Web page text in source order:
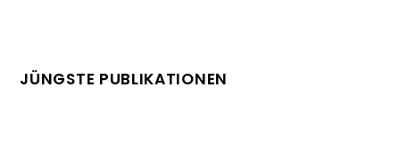
JÜNGSTE PUBLIKATIONEN